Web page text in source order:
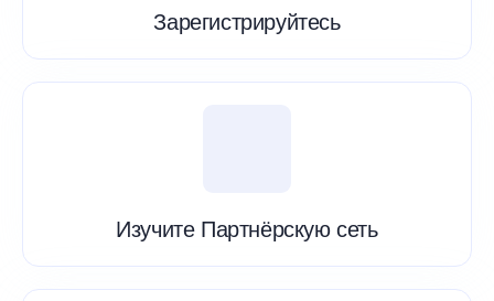
Зарегистрируйтесь
Изучите Партнёрскую сеть